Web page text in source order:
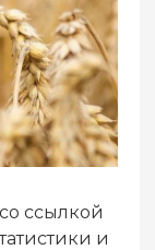
ссылкой
и